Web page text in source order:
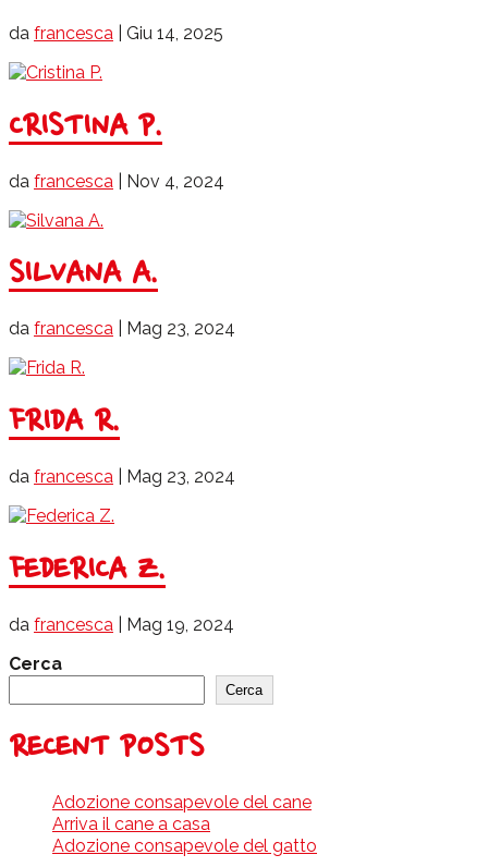
da francesca Giu 14, 2025
CRISTINA P.
da francesca Nov 4, 2024
SILVANA A.
da francesca Mag 23, 2024
FRIDA R.
da francesca Mag 23, 2024
FEDERICA Z.
da francesca
Mag 19, 2024
Cerca
Cerca
RECENT POSTS
Adozione consapevole del cane
Arriva il cane a casa
Adozione consapevole del gatto